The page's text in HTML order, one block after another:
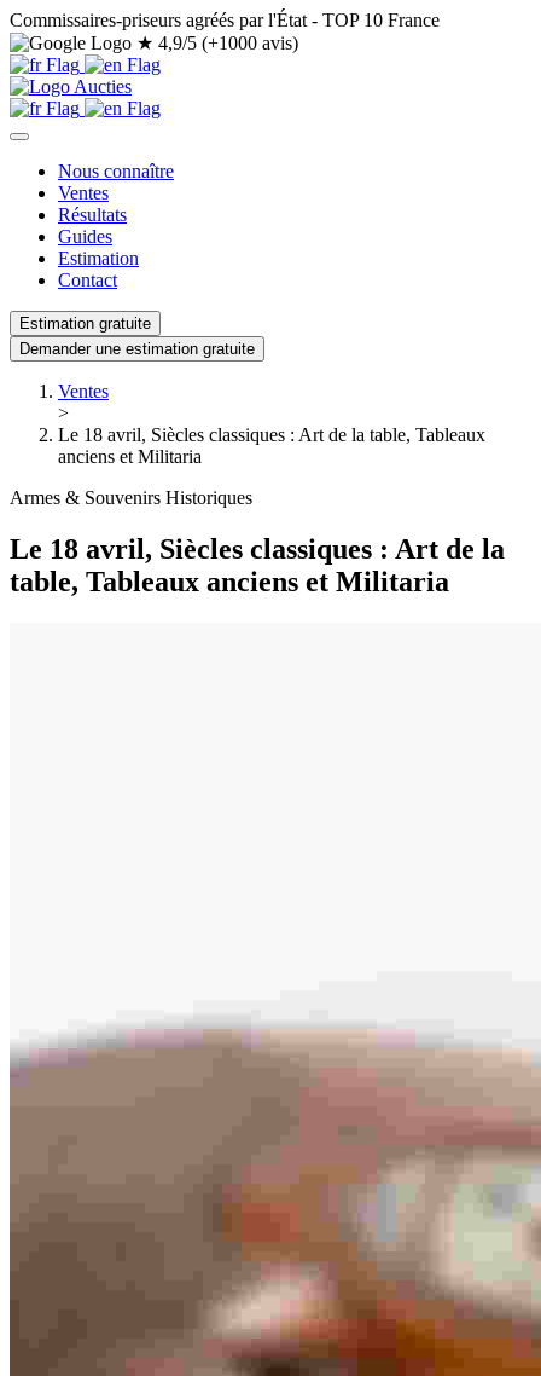
Commissaires-priseurs agréés par l'État - TOP 10 France
★ 4,9/5 (+1000 avis)
Nous connaître
Ventes
Résultats
Guides
Estimation
Contact
Estimation gratuite
Demander une estimation gratuite
Ventes
>
Le 18 avril, Siècles classiques : Art de la table, Tableaux
anciens et Militaria
Armes & Souvenirs Historiques
Le 18 avril, Siècles classiques : Art de la
table, Tableaux anciens et Militaria